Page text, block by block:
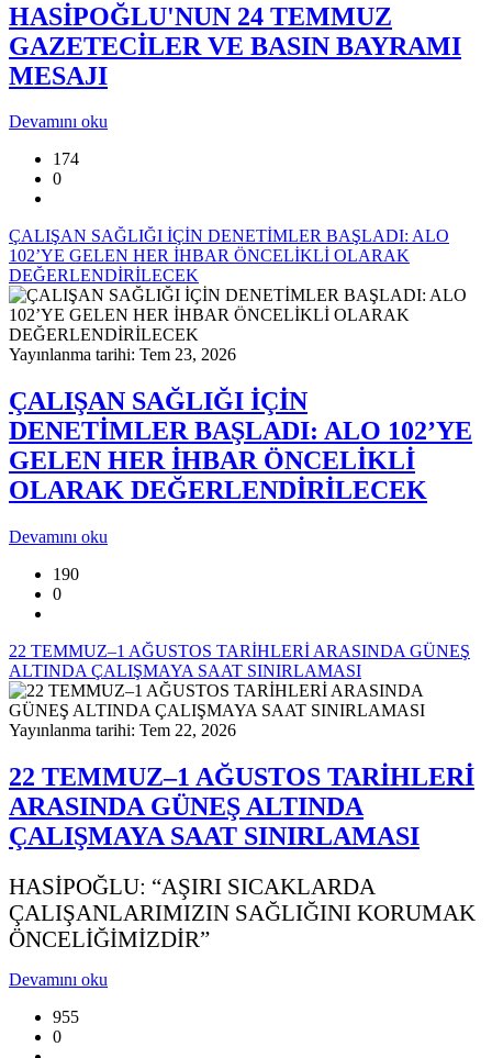
HASİPOĞLU'NUN 24 TEMMUZ
GAZETECİLER VE BASIN BAYRAMI
MESAJI
Devamını oku
174
0
ÇALIŞAN SAĞLIĞI İÇİN DENETİMLER BAŞLADI: ALO
102’YE GELEN HER İHBAR ÖNCELİKLİ OLARAK
DEĞERLENDİRİLECEK
Yayınlanma tarihi: Tem 23, 2026
ÇALIŞAN SAĞLIĞI İÇİN
DENETİMLER BAŞLADI: ALO 102’YE
GELEN HER İHBAR ÖNCELİKLİ
OLARAK DEĞERLENDİRİLECEK
Devamını oku
190
0
22 TEMMUZ–1 AĞUSTOS TARİHLERİ ARASINDA GÜNEŞ
ALTINDA ÇALIŞMAYA SAAT SINIRLAMASI
Yayınlanma tarihi: Tem 22, 2026
22 TEMMUZ–1 AĞUSTOS TARİHLERİ
ARASINDA GÜNEŞ ALTINDA
ÇALIŞMAYA SAAT SINIRLAMASI
HASİPOĞLU: “AŞIRI SICAKLARDA
ÇALIŞANLARIMIZIN SAĞLIĞINI KORUMAK
ÖNCELİĞİMİZDİR”
Devamını oku
955
0